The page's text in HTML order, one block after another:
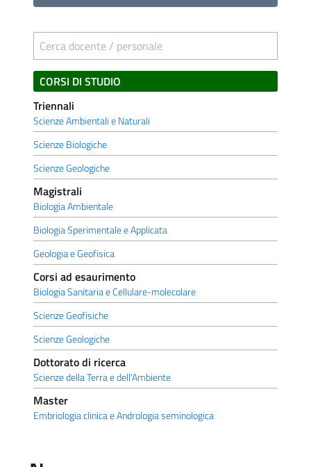
Cerca docente / personale
CORSI DI STUDIO
Triennali
Scienze Ambientali e Naturali
Scienze Biologiche
Scienze Geologiche
Magistrali
Biologia Ambientale
Biologia Sperimentale e Applicata
Geologia e Geofisica
Corsi ad esaurimento
Biologia Sanitaria e Cellulare-molecolare
Scienze Geofisiche
Scienze Geologiche
Dottorato di ricerca
Scienze della Terra e dell'Ambiente
Master
Embriologia clinica e Andrologia seminologica